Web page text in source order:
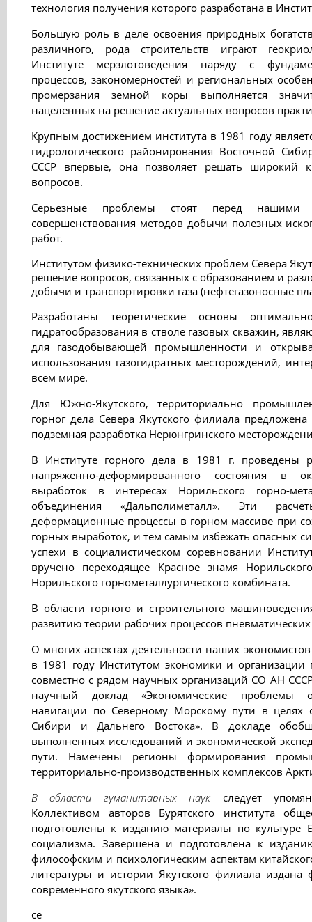
технология получения которого разработана в
Большую роль в деле освоения природных
различного, рода строительств играют
Институте мерзлотоведения наряду с
процессов, закономерностей и региональных
промерзания земной коры выполняется
нацеленных на решение актуальных вопросов
Крупным достижением института в 1981 году
гидрологического районирования Восточной
СССР впервые, она позволяет решать широкий
вопросов.
Серьезные проблемы стоят пepед нашими
совершенствования методов добычи полезных
работ.
Институтом физико-технических проблем Севера
решение вопросов, связанных с образованием и
добычи и транспортировки газа (нефтегазоносные
Разработаны теоретические основы
гидратообразования в стволе газовых скважин,
для газодобывающей промышленности и
использования газогидратных месторождений,
всем мире.
Для Южно-Якутского, территориально
горног дела Севера Якутского филиала
подземная разработка Нерюнгринского
В Институте горного дела в 1981 г. проведены
напряженно-деформированного состояния в
выработок в интересах Норильского горно-
объединения «Дальполиметалл». Эти
деформационные процессы в горном массиве при
горных выработок, и тем самым избежать опасных
успехи в социалистическом соревновании
вручено переходящее Красное знамя
Норильского горнометаллургического комбината.
В области горного и строительного
развитию теории рабочих процессов
О многих аспектах деятельности наших
в 1981 году Институтом экономики и
совместно с рядом научных организаций СО АН
научный доклад «Экономические проблемы
навигации по Северному Морскому пути в целях
Сибири и Дальнего Востока». В докладе
выполненных исследований и экономической
пути. Намечены регионы формирования
территориально-производственных комплексов
В области гуманитарных наук следует
Коллективом авторов Бурятского института
подготовлены к изданию материалы по культуре
социализма. Завершена и подготовлена к
философским и психологическим аспектам
литературы и истории Якутского филиала издана
современного якутского языка».
се